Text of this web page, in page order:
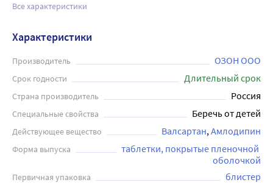
Все характеристики
Характеристики
Производитель ОЗОН ООО
Срок годности Длительный срок
Страна производитель Россия
Специальные свойства Беречь от детей
Действующее вещество Валсартан Амлодипин
Форма выпуска
таблетки, покрытые пленочной
оболочкой
Первичная упаковка блистер